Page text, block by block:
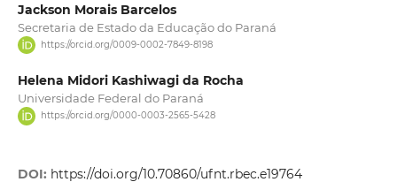
Jackson Morais Barcelos
Secretaria de Estado da Educação do Paraná
https://orcid.org/0009-0002-7849-8198
Helena Midori Kashiwagi da Rocha
Universidade Federal do Paraná
https://orcid.org/0000-0003-2565-5428
DOI: https://doi.org/10.70860/ufnt.rbec.e19764